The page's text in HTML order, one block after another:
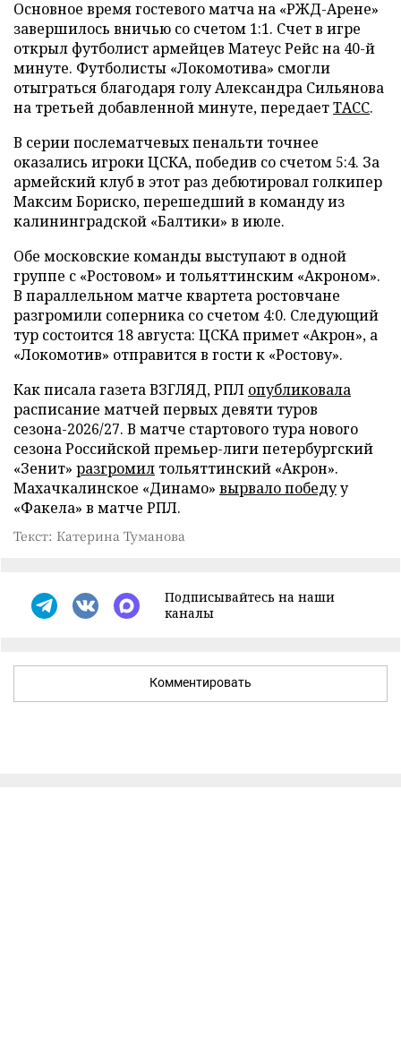
Основное время гостевого матча на «РЖД-Арене»
завершилось вничью со счетом 1:1. Счет в игре
открыл футболист армейцев Матеус Рейс на 40-й
минуте. Футболисты «Локомотива» смогли
отыграться благодаря голу Александра Сильянова
на третьей добавленной минуте, передаетТАСС.
В серии послематчевых пенальти точнее
оказались игроки ЦСКА, победив со счетом 5:4. За
армейский клуб в этот раз дебютировал голкипер
Максим Бориско, перешедший в команду из
калининградской «Балтики» в июле.
Обе московские команды выступают в одной
группе с «Ростовом» и тольяттинским «Акроном».
В параллельном матче квартета ростовчане
разгромили соперника со счетом 4:0. Следующий
тур состоится 18 августа: ЦСКА примет «Акрон», а
«Локомотив» отправится в гости к «Ростову».
Как писала газета ВЗГЛЯД, РПЛ опубликовала
расписание матчей первых девяти туров
сезона-2026/27. В матче стартового тура нового
сезона Российской премьер-лиги петербургский
«Зенит» разгромил тольяттинский «Акрон».
Махачкалинское «Динамо» вырвало победуу
«Факела» в матче РПЛ.
Текст: Катерина Туманова
Подписывайтесь на наши
каналы
Комментировать